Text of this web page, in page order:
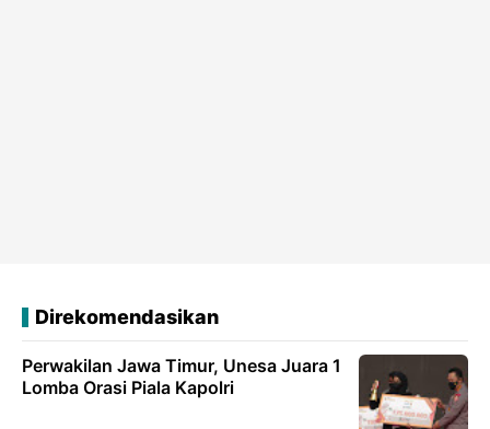
Direkomendasikan
Perwakilan Jawa Timur, Unesa Juara 1
Lomba Orasi Piala Kapolri